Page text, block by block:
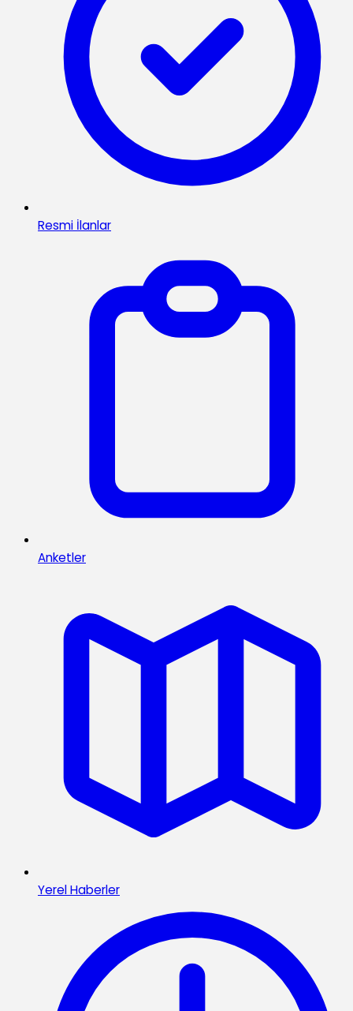
Resmi İlanlar
Anketler
Yerel Haberler